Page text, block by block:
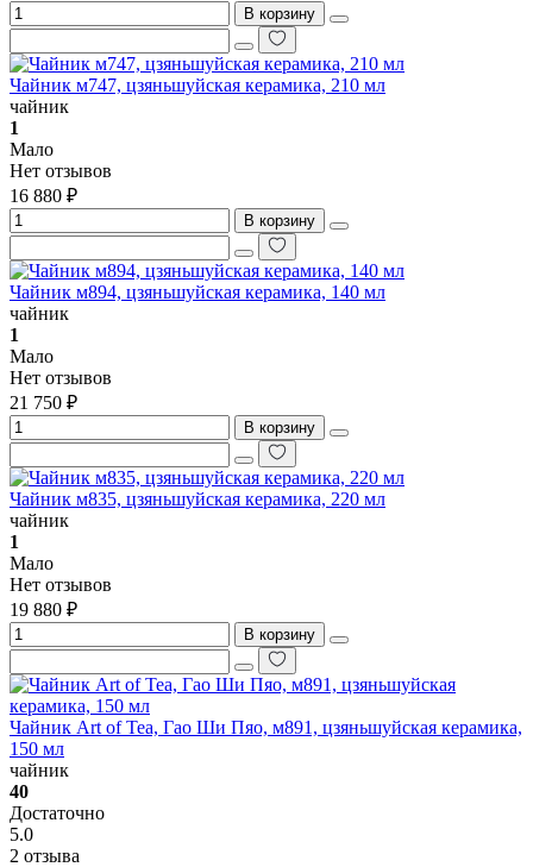
В корзину
Чайник м747, цзяньшуйская керамика, 210 мл
чайник
1
Мало
Нет отзывов
16 880 ₽
В корзину
Чайник м894, цзяньшуйская керамика, 140 мл
чайник
1
Мало
Нет отзывов
21 750 ₽
В корзину
Чайник м835, цзяньшуйская керамика, 220 мл
чайник
1
Мало
Нет отзывов
19 880 ₽
В корзину
Чайник Art of Tea, Гао Ши Пяо, м891, цзяньшуйская керамика,
150 мл
чайник
40
Достаточно
5.0
2 отзыва